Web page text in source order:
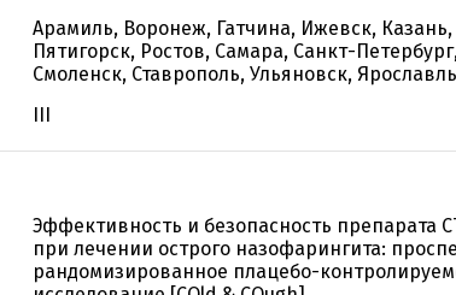
Арамиль, Воронеж, Гатчина, Ижевск,
Пятигорск, Ростов, Самара, Санкт-
Смоленск, Ставрополь, Ульяновск, Ярославль
III
Эффективность и безопасность препарата
при лечении острого назофарингита:
рандомизированное плацебо-